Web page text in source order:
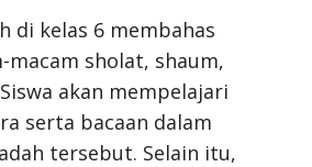
di kelas 6 membahas
macam sholat, shaum,
akan mempelajari
serta bacaan dalam
tersebut. Selain itu,